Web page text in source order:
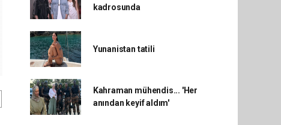
kadrosunda
Yunanistan tatili
Kahraman mühendis... 'Her
anından keyif aldım'